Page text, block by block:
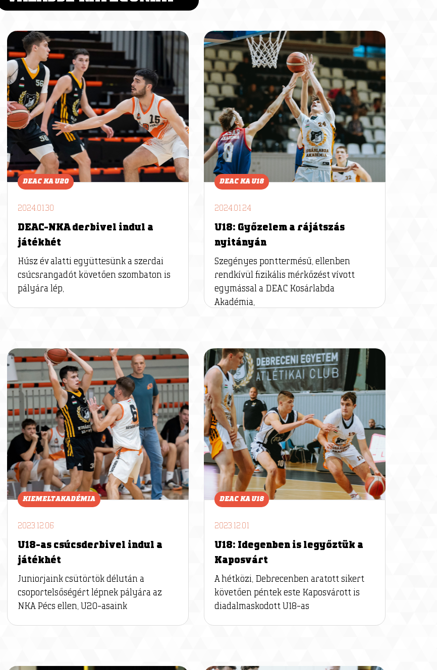
DEAC KA U20
2024.01.30
DEAC-NKA derbivel indul a
játékhét
Húsz év alatti együttesünk a szerdai
csúcsrangadót követően szombaton is
pályára lép,
DEAC KA U18
2024.01.24
U18: Győzelem a rájátszás
nyitányán
Szegényes ponttermésű, ellenben
rendkívül fizikális mérkőzést vívott
egymással a DEAC Kosárlabda
Akadémia,
KIEMELT AKADÉMIA
2023.12.06
U18-as csúcsderbivel indul a
játékhét
Juniorjaink csütörtök délután a
csoportelsőségért lépnek pályára az
NKA Pécs ellen, U20-asaink
DEAC KA U18
2023.12.01
U18: Idegenben is legyőztük a
Kaposvárt
A hétközi, Debrecenben aratott sikert
követően péntek este Kaposvárott is
diadalmaskodott U18-as